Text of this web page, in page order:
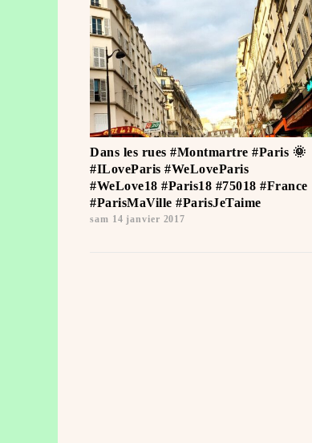
Dans les rues #Montmartre #Paris 🌞
#ILoveParis #WeLoveParis
#WeLove18 #Paris18 #75018 #France
#ParisMaVille #ParisJeTaime ️
sam 14 janvier 2017